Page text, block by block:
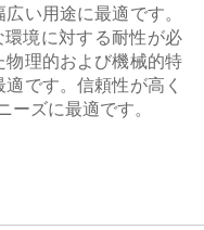
い用途に最適です。
境に対する耐性が必
理的および機械的特
です。信頼性が高く
ーズに最適です。